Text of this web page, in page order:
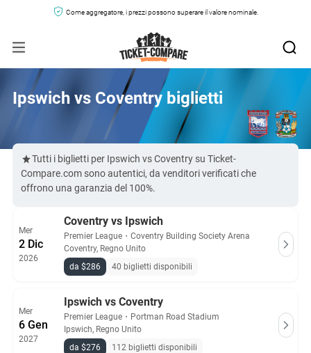
Come aggregatore, i prezzi possono superare il valore nominale.
Ipswich vs Coventry biglietti
Tutti i biglietti per Ipswich vs Coventry su Ticket-
Compare.com sono autentici, da venditori verificati che
offrono una garanzia del 100%.
Mer
2 Dic
2026
Coventry vs Ipswich
Premier League ・ Coventry Building Society Arena
Coventry, Regno Unito
da $286
40 biglietti disponibili
Mer
6 Gen
2027
Ipswich vs Coventry
Premier League ・ Portman Road Stadium
Ipswich, Regno Unito
da $276
112 biglietti disponibili